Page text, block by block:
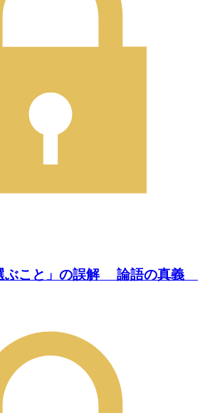
ぶこと」の誤解 論語の真義